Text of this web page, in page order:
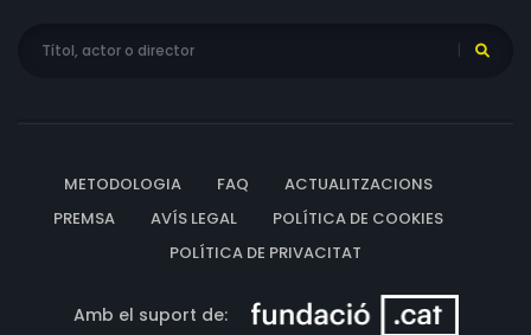
METODOLOGIA FAQ
ACTUALITZACIONS
PREMSA
AVÍS LEGAL
POLÍTICA DE COOKIES
POLÍTICA DE PRIVACITAT
Amb el suport de: